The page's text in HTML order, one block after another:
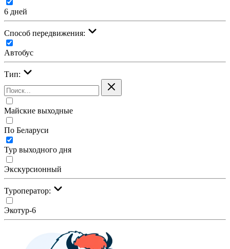
6 дней
Cпособ передвижения:
Автобус
Тип:
Майские выходные
По Беларуси
Тур выходного дня
Экскурсионный
Туроператор:
Экотур-6